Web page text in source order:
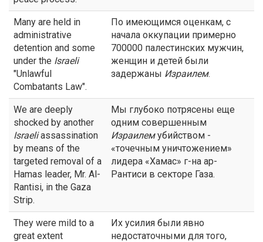
Many are held in
administrative
detention and some
under the Israeli
"Unlawful
Combatants Law".
По имеющимся оценкам, с
начала оккупации примерно
700000 палестинских мужчин,
женщин и детей были
задержаны Израилем.
We are deeply
shocked by another
Israeliassassination
by means of the
targeted removal of a
Hamas leader, Mr. Al-
Rantisi, in the Gaza
Strip.
Мы глубоко потрясены еще
одним совершенным
Израилемубийством -
«точечным уничтожением»
лидера «Хамас» г-на ар-
Рантиси в секторе Газа.
They were mild to a
great extent
Их усилия были явно
недостаточными для того,